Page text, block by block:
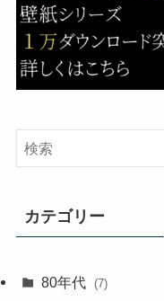
カテゴリー
80年代 (7)